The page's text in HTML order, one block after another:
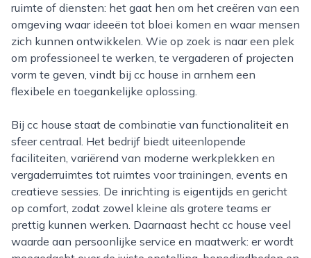
ruimte of diensten: het gaat hen om het creëren van een
omgeving waar ideeën tot bloei komen en waar mensen
zich kunnen ontwikkelen. Wie op zoek is naar een plek
om professioneel te werken, te vergaderen of projecten
vorm te geven, vindt bij cc house in arnhem een
flexibele en toegankelijke oplossing.
Bij cc house staat de combinatie van functionaliteit en
sfeer centraal. Het bedrijf biedt uiteenlopende
faciliteiten, variërend van moderne werkplekken en
vergaderruimtes tot ruimtes voor trainingen, events en
creatieve sessies. De inrichting is eigentijds en gericht
op comfort, zodat zowel kleine als grotere teams er
prettig kunnen werken. Daarnaast hecht cc house veel
waarde aan persoonlijke service en maatwerk: er wordt